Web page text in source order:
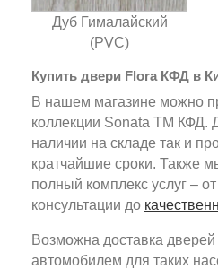
Дуб Гималайский
(PVC)
Купить двери Flora КФД в
В нашем магазине можно
коллекции Sonata ТМ КФД.
наличии на складе так и
кратчайшие сроки. Также
полный комплекс услуг –
консультации до
Возможна доставка
автомобилем для таких